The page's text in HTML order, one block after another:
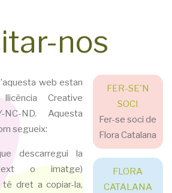
nos
web estan
Creative
ND. Aquesta
segueix:
descarregui la
o imatge)
té dret a copiar-la,
FER-SE'N
SOCI
Fer-se soci de
Flora Catalana
FLORA
CATALANA